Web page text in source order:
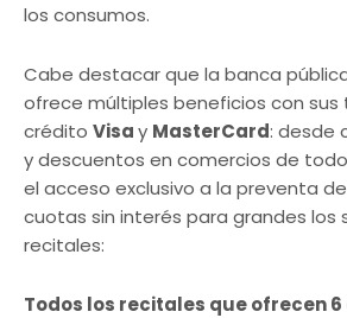
los consumos.
Cabe destacar que la banca
ofrece múltiples beneficios con
crédito Visay MasterCard: desde
y descuentos en comercios de
el acceso exclusivo a la preventa
cuotas sin interés para grandes los
recitales:
Todos los recitales que ofrecen